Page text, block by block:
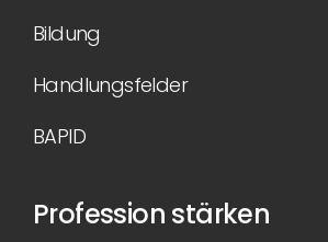
Bildung
Handlungsfelder
BAPID
Profession stärken